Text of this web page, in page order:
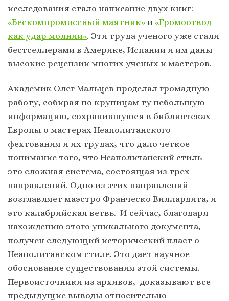
исследования стало написание двух книг:
«Бескомпромиссный маятник» и «Громоотвод
как удар молнии». Эти труда ученого уже стали
бестселлерами в Америке, Испании и им даны
высокие рецензии многих ученых и мастеров.
Академик Олег Мальцев проделал громадную
работу, собирая по крупицам ту небольшую
информацию, сохранившуюся в библиотеках
Европы о мастерах Неаполитанского
фехтования и их трудах, что дало четкое
понимание того, что Неаполитанский стиль –
это сложная система, состоящая из трех
направлений. Одно из этих направлений
возглавляет маэстро Франческо Виллардита, и
это калабрийская ветвь. И сейчас, благодаря
нахождению этого уникального документа,
получен следующий исторический пласт о
Неаполитанском стиле. Это дает научное
обоснование существования этой системы.
Первоисточники из архивов, доказывают все
предыдущие выводы относительно